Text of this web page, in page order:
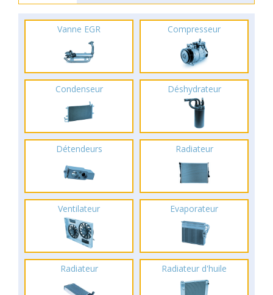
Vanne EGR Compresseur
Condenseur Déshydrateur
Détendeurs Radiateur
Ventilateur Evaporateur
Radiateur Radiateur d'huile